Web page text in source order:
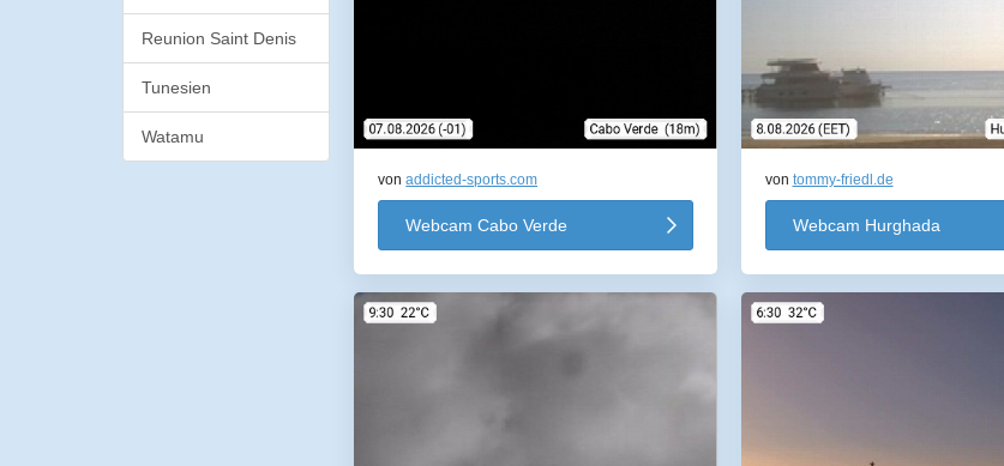
Reunion Saint Denis
Tunesien
Watamu
vonaddicted-sports.com
Webcam Cabo Verde
von tommy-friedl.de
Webcam Hurghada